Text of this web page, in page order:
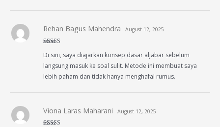
of 5
Rehan Bagus Mahendra August 12, 2025
Di sini, saya diajarkan konsep dasar aljabar sebelum
langsung masuk ke soal sulit. Metode ini membuat saya
lebih paham dan tidak hanya menghafal rumus.
Viona Laras Maharani August 12, 2025